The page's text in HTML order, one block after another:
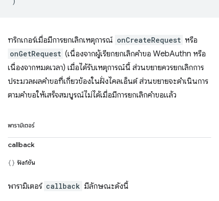
ทริกเกอร์เมื่อมีการยกเลิกเหตุการณ์ onCreateRequest หรือ
onGetRequest (เนื่องจากผู้เรียกยกเลิกคำขอ WebAuthn หรือ
เนื่องจากหมดเวลา) เมื่อได้รับเหตุการณ์นี้ ส่วนขยายควรยกเลิกการ
ประมวลผลคำขอที่เกี่ยวข้องในฝั่งไคลเอ็นต์ ส่วนขยายจะดำเนินการ
ตามคำขอให้เสร็จสมบูรณ์ไม่ได้เมื่อมีการยกเลิกคำขอแล้ว
พารามิเตอร์
callback
ฟังก์ชัน
พารามิเตอร์ callback มีลักษณะดังนี้